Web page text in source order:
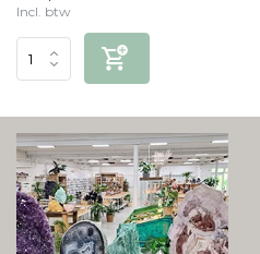
Incl. btw